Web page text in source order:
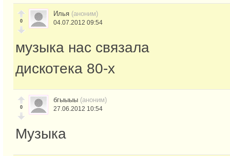
0
Илья (аноним)
04.07.2012 09:54
музыка нас связала
дискотека 80-х
0
бгыыыы (аноним)
27.06.2012 10:54
Музыка